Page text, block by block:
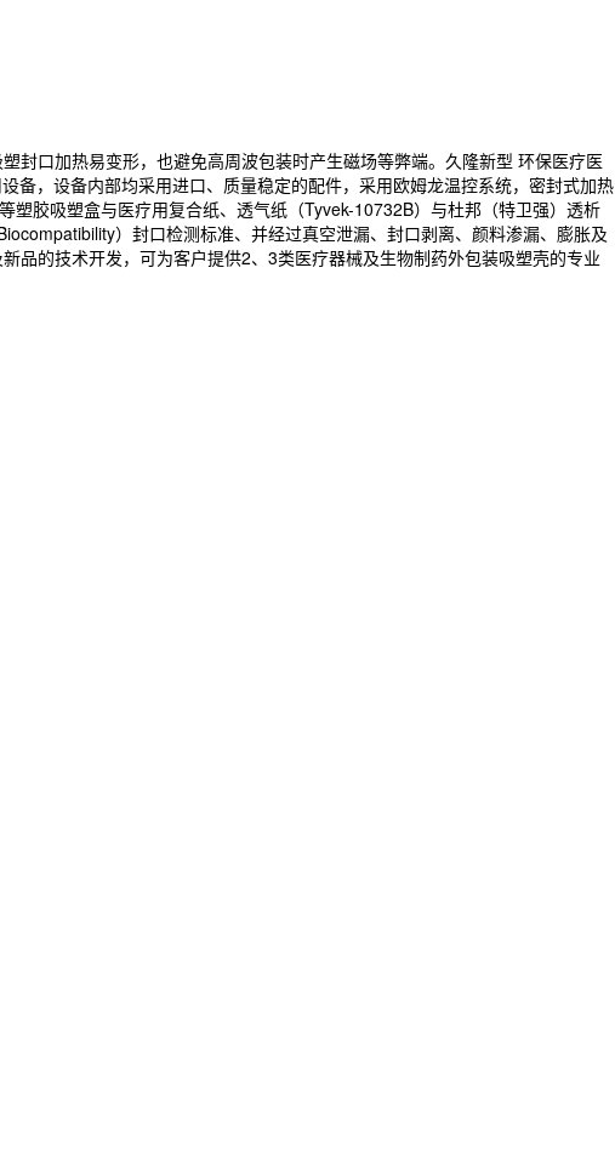
封口加热易变形，也避免高周波包装时产生磁场等弊端。久隆新型 环保医疗医
备，设备内部均采用进口、质量稳定的配件，采用欧姆龙温控系统，密封式加热
胶吸塑盒与医疗用复合纸、透气纸（Tyvek-10732B）与杜邦（特卫强）透析
）封口检测标准、并经过真空泄漏、封口剥离、颜料渗漏、膨胀及
品的技术开发，可为客户提供2、3类医疗器械及生物制药外包装吸塑壳的专业